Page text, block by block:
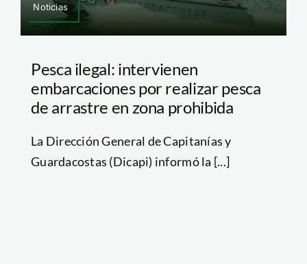
Noticias
Pesca ilegal: intervienen
embarcaciones por realizar pesca
de arrastre en zona prohibida
La Dirección General de Capitanías y
Guardacostas (Dicapi) informó la [...]